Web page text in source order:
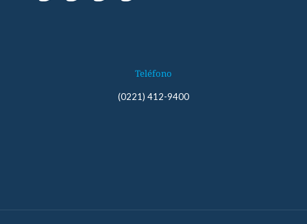
Teléfono
(0221) 412-9400